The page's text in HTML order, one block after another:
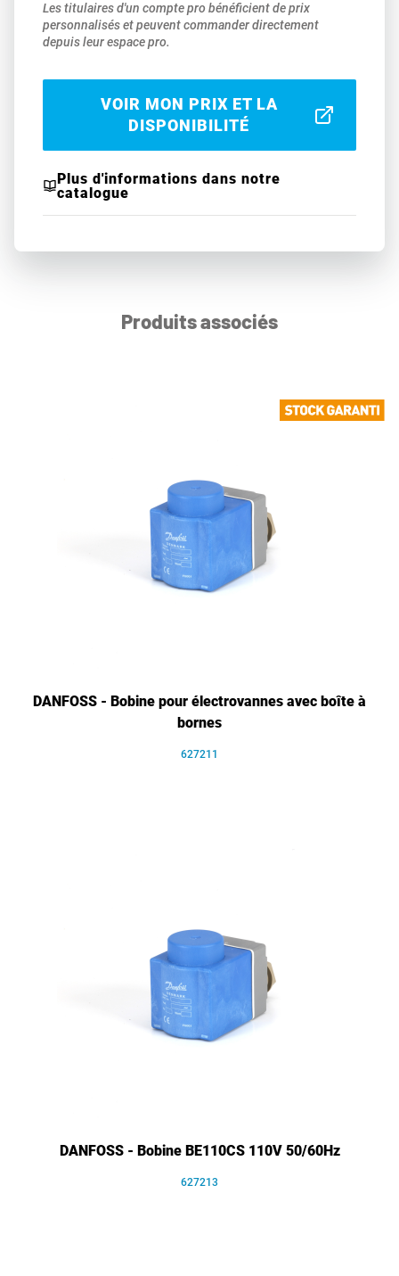
Les titulaires d'un compte pro bénéficient de prix
personnalisés et peuvent commander directement
depuis leur espace pro.
VOIR MON PRIX ET LA
DISPONIBILITÉ
Plus d'informations dans notre
catalogue
Produits associés
DANFOSS - Bobine pour électrovannes avec boîte à
bornes
627211
DANFOSS - Bobine BE110CS 110V 50/60Hz
627213